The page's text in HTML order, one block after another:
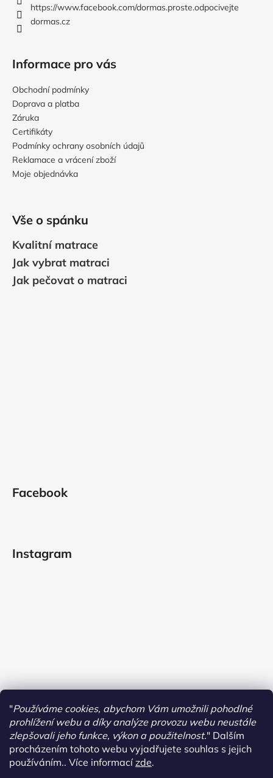
"Používáme cookies, abychom Vám umožnili pohodlné
prohlížení webu a díky analýze provozu webu neustále
zlepšovali jeho funkce, výkon a použitelnost." Dalším
procházením tohoto webu vyjadřujete souhlas s jejich
používáním.. Více informacízde.
https://www.facebook.com/dormas.proste.odpocivejte
dormas.cz
Informace pro vás
Obchodní podmínky
Doprava a platba
Záruka
Certifikáty
Podmínky ochrany osobních údajů
Reklamace a vrácení zboží
Moje objednávka
Vše o spánku
Kvalitní matrace
Jak vybrat matraci
Jak pečovat o matraci
Facebook
Instagram